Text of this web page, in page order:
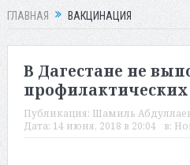
ГЛАВНАЯ ВАКЦИНАЦИЯ
В Дагестане не
Публикация: Шамиль
Дата: 14 июня, 2018 в 20:04 в: